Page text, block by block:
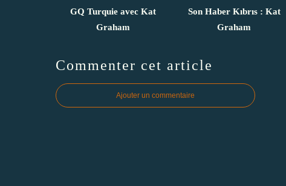
GQ Turquie avec Kat
Graham
Son Haber Kıbrıs : Kat
Graham
Commenter cet article
Ajouter un commentaire